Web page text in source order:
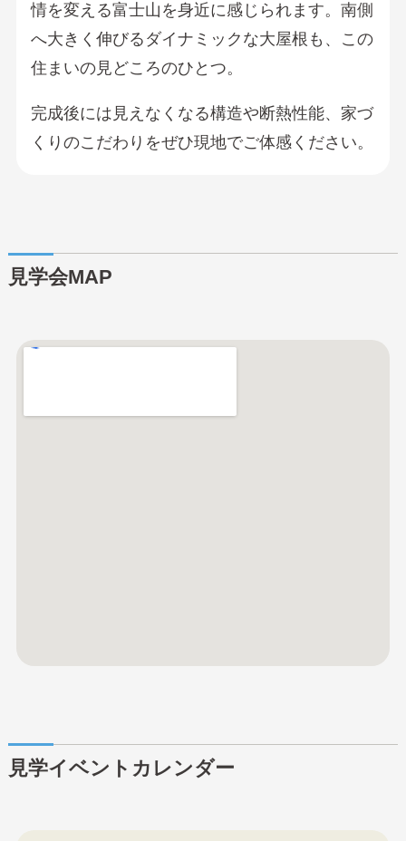
情を変える富士山を身近に感じられます。南側
へ大きく伸びるダイナミックな大屋根も、この
住まいの見どころのひとつ。
完成後には見えなくなる構造や断熱性能、家づ
くりのこだわりをぜひ現地でご体感ください。
見学会MAP
見学イベントカレンダー